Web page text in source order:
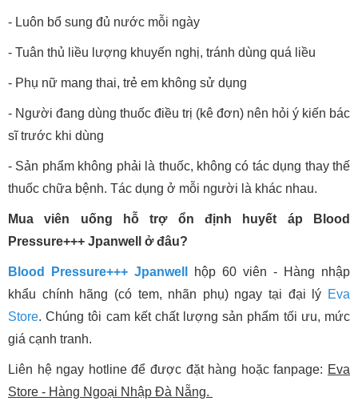
- Luôn bổ sung đủ nước mỗi ngày
- Tuân thủ liều lượng khuyến nghị, tránh dùng quá liều
- Phụ nữ mang thai, trẻ em không sử dụng
- Người đang dùng thuốc điều trị (kê đơn) nên hỏi ý kiến bác
sĩ trước khi dùng
- Sản phẩm không phải là thuốc, không có tác dụng thay thế
thuốc chữa bệnh. Tác dụng ở mỗi người là khác nhau.
Mua viên uống hỗ trợ ổn định huyết áp Blood
Pressure+++ Jpanwell ở đâu?
Blood Pressure+++ Jpanwell
hộp 60 viên - Hàng nhập
khẩu chính hãng (có tem, nhãn phụ) ngay tại đại lý Eva
Store. Chúng tôi cam kết chất lượng sản phẩm tối ưu, mức
giá cạnh tranh.
Liên hệ ngay hotline để được đặt hàng hoặc fanpage: Eva
Store - Hàng Ngoại Nhập Đà Nẵng.